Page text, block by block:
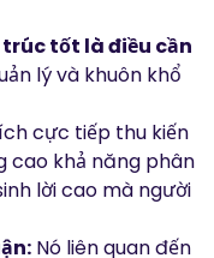
tốt là điều cần
lý và khuôn khổ
cực tiếp thu kiến
cao khả năng phân
lời cao mà người
Nó liên quan đến